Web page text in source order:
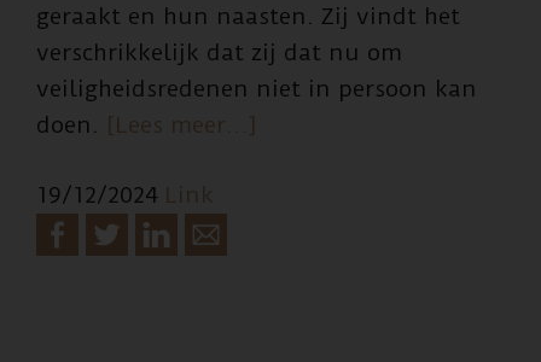
geraakt en hun naasten. Zij vindt het
verschrikkelijk dat zij dat nu om
veiligheidsredenen niet in persoon kan
doen. [Lees meer…]
19/12/2024 Link